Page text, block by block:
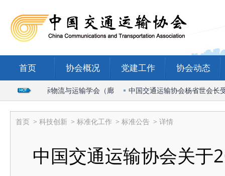
首页 协会概况 党建工作 协会动态
席2026国际物流与运输学会（廊 中国交通运输协会杨省世会长受
首页 > 科技创新 > 标准化工作 > 标准公告 > 详情
中国交通运输协会关于